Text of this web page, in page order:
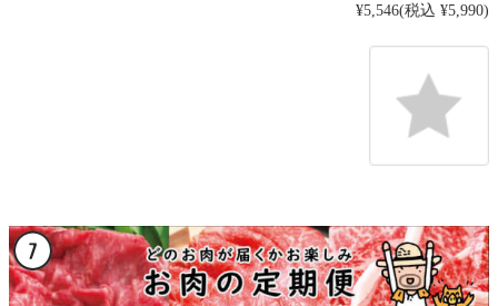
¥5,546(税込 ¥5,990)